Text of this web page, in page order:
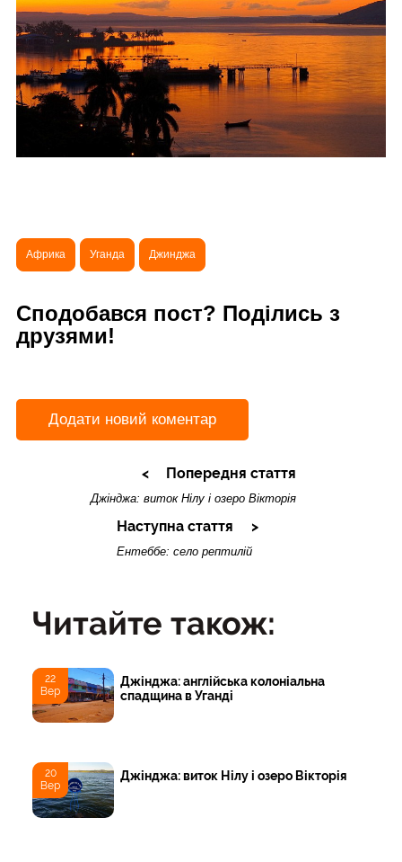
Африка Уганда Джинджа
Сподобався пост? Поділись з
друзями!
Додати новий коментар
Попередня стаття
Джінджа: виток Нілу і озеро Вікторія
Наступна стаття
Ентеббе: село рептилій
Читайте також:
22
Вер
Джінджа: англійська колоніальна
спадщина в Уганді
20
Вер
Джінджа: виток Нілу і озеро Вікторія